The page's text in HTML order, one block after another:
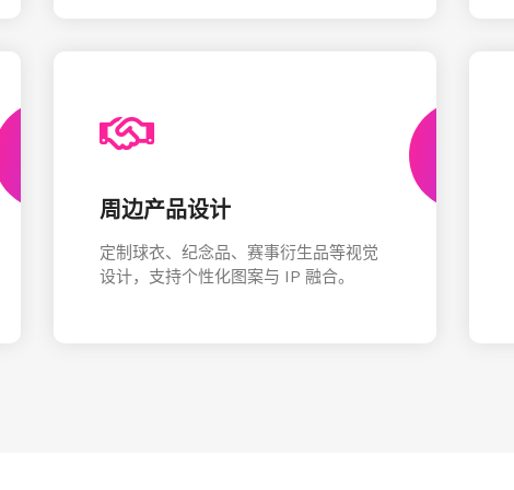
周边产品设计
定制球衣、纪念品、赛事衍生品等视觉
设计，支持个性化图案与 IP 融合。